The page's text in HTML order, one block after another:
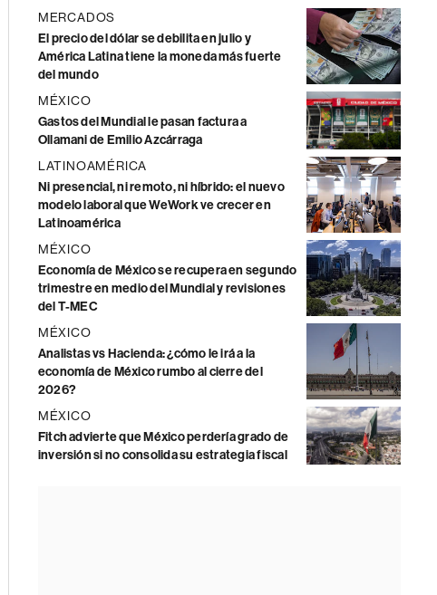
MERCADOS
El precio del dólar se debilita en julio y
América Latina tiene la moneda más fuerte
del mundo
MÉXICO
Gastos del Mundial le pasan factura a
Ollamani de Emilio Azcárraga
LATINOAMÉRICA
Ni presencial, ni remoto, ni híbrido: el nuevo
modelo laboral que WeWork ve crecer en
Latinoamérica
MÉXICO
Economía de México se recupera en segundo
trimestre en medio del Mundial y revisiones
del T-MEC
MÉXICO
Analistas vs Hacienda: ¿cómo le irá a la
economía de México rumbo al cierre del
2026?
MÉXICO
Fitch advierte que México perdería grado de
inversión si no consolida su estrategia fiscal